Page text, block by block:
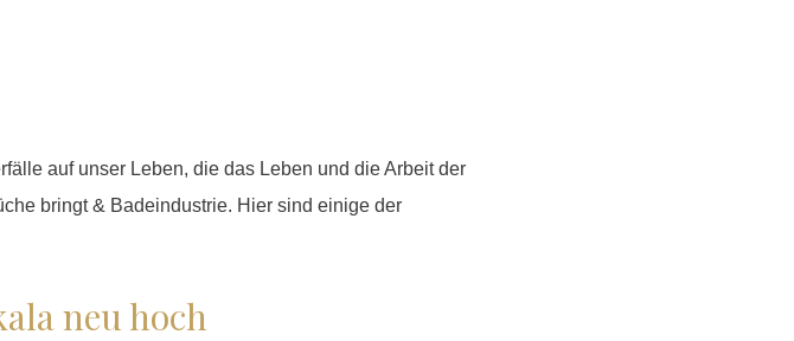
auf unser Leben, die das Leben und die Arbeit der
bringt & Badeindustrie. Hier sind einige der
neu hoch